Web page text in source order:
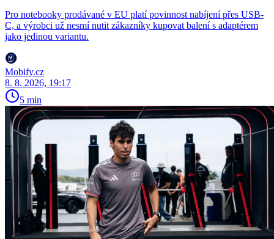
Pro notebooky prodávané v EU platí povinnost nabíjení přes USB-
C, a výrobci už nesmí nutit zákazníky kupovat balení s adaptérem
jako jedinou variantu.
Mobify.cz
8. 8. 2026, 19:17
5 min